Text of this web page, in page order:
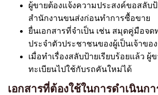
ผู้ขายต้องแจ้งความประสงค์ขอสลับ
สำนักงานขนส่งก่อนทำการซื้อขาย
ยื่นเอกสารที่จำเป็น เช่น สมุดคู่มือจด
ประจำตัวประชาชนของผู้เป็นเจ้าขอ
เมื่อทำเรื่องสลับป้ายเรียบร้อยแล้ว ผู้
ทะเบียนไปใช้กับรถคันใหม่ได้
เอกสารที่ต้องใช้ในการดำเนินกา